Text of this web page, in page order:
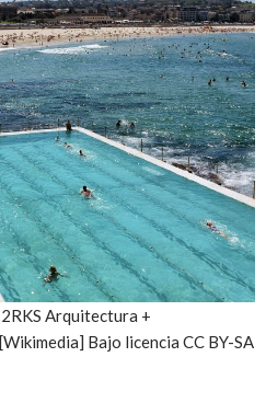
Arquitectura +
Bajo licencia CC BY-SA